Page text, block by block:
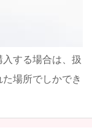
する場合は、扱
場所でしかでき